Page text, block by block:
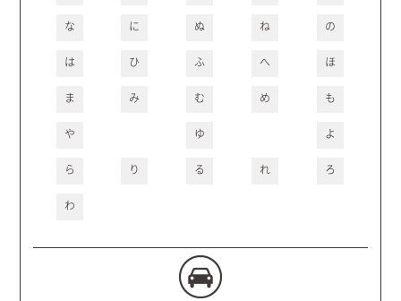
な に ぬ ね の
は ひ ふ へ ほ
ま み む め も
や ゆ よ
ら り る れ ろ
わ